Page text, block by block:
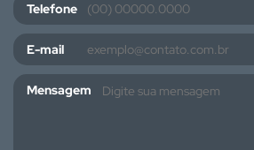
Telefone
E-mail
Mensagem